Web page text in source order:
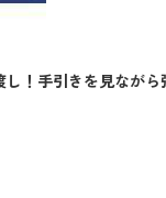
！手引きを見ながら